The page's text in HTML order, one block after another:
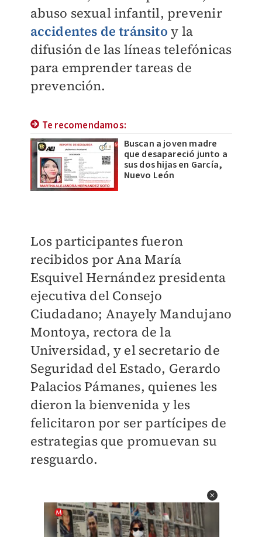
abuso sexual infantil, prevenir
accidentes de tránsito y la
difusión de las líneas telefónicas
para emprender tareas de
prevención.
Te recomendamos:
Buscan a joven madre
que desapareció junto a
sus dos hijas en García,
Nuevo León
Los participantes fueron
recibidos por Ana María
Esquivel Hernández presidenta
ejecutiva del Consejo
Ciudadano; Anayely Mandujano
Montoya, rectora de la
Universidad, y el secretario de
Seguridad del Estado, Gerardo
Palacios Pámanes, quienes les
dieron la bienvenida y les
felicitaron por ser partícipes de
estrategias que promuevan su
resguardo.